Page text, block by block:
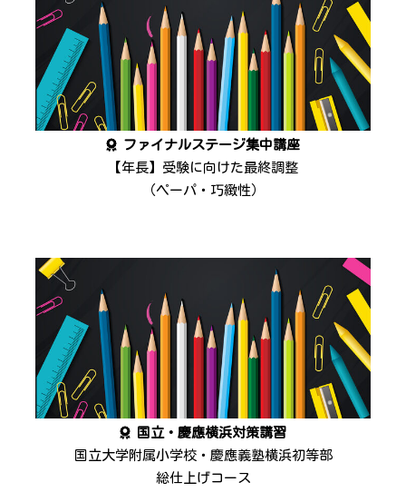
ファイナルステージ集中講座
【年長】受験に向けた最終調整
（ペーパ・巧緻性）
国立・慶應横浜対策講習
国立大学附属小学校・慶應義塾横浜初等部
総仕上げコース